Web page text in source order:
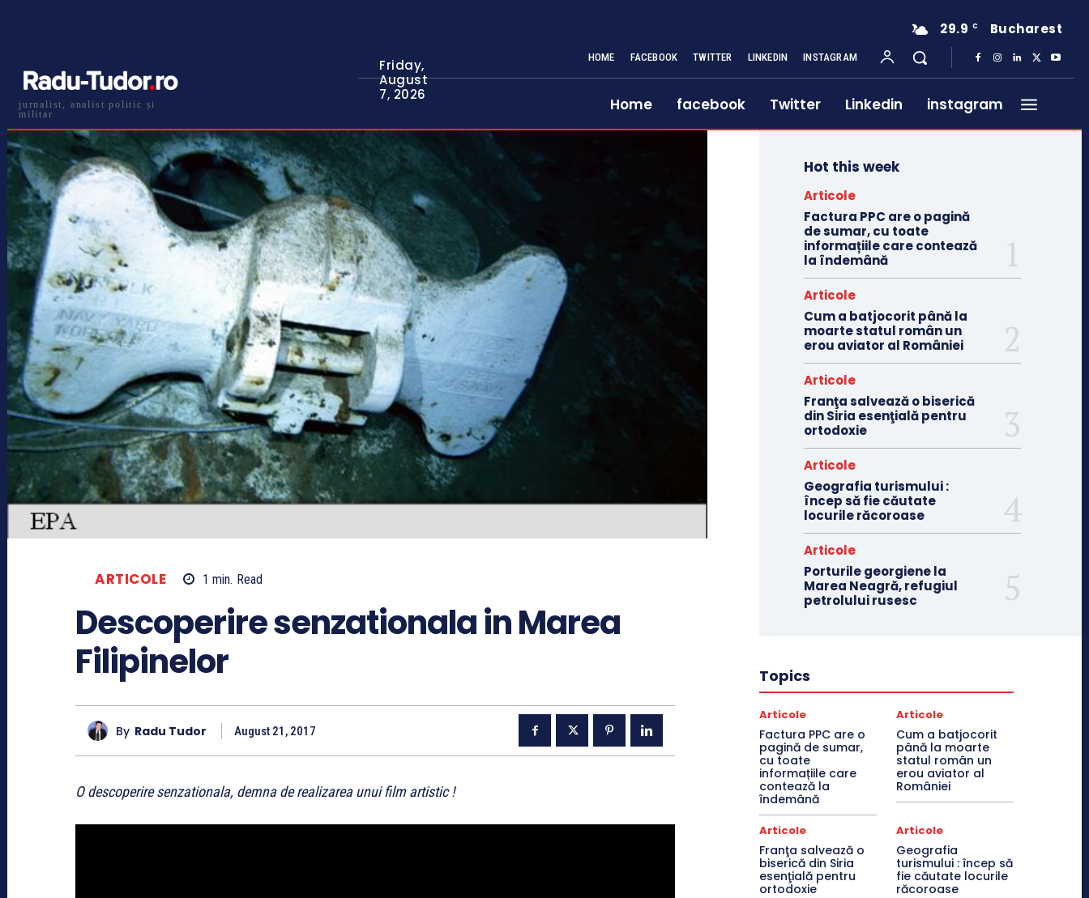
jurnalist, analist politic și
militar
Friday,
August
7, 2026
29.9 C Bucharest
HOME FACEBOOK TWITTER LINKEDIN INSTAGRAM
Home facebook Twitter Linkedin instagram
ARTICOLE 1 min. Read
Descoperire senzationala in Marea
Filipinelor
By Radu Tudor August 21, 2017
O descoperire senzationala, demna de realizarea unui film artistic !
Hot this week
Articole
Factura PPC are o pagină
de sumar, cu toate
informațiile care contează
la îndemână
Articole
Cum a batjocorit până la
moarte statul român un
erou aviator al României
Articole
Franţa salvează o biserică
din Siria esenţială pentru
ortodoxie
Articole
Geografia turismului :
încep să fie căutate
locurile răcoroase
Articole
Porturile georgiene la
Marea Neagră, refugiul
petrolului rusesc
Topics
Articole
Factura PPC are o
pagină de sumar,
cu toate
informațiile care
contează la
îndemână
Articole
Cum a batjocorit
până la moarte
statul român un
erou aviator al
României
Articole
Franţa salvează o
biserică din Siria
esenţială pentru
ortodoxie
Articole
Geografia
turismului : încep să
fie căutate locurile
răcoroase